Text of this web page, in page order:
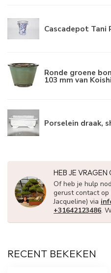
Cascadepot Tani
Ronde groene
103 mm van
Porselein draak,
HEB JE VRAGEN
Of heb je hulp
gerust contact op
Jacqueline) via
+31642123486.
RECENT BEKEKEN